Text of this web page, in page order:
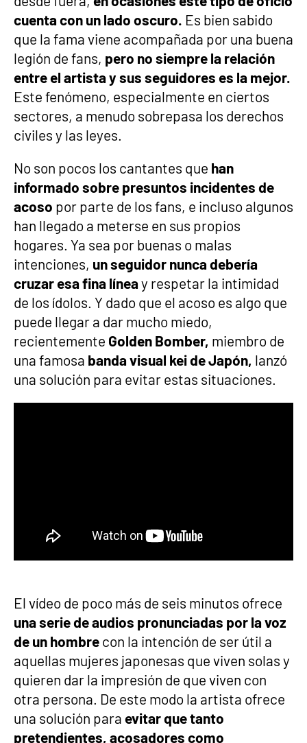
cuenta con un lado oscuro. Es bien sabido
que la fama viene acompañada por una buena
legión de fans, pero no siempre la relación
entre el artista y sus seguidores es la mejor.
Este fenómeno, especialmente en ciertos
sectores, a menudo sobrepasa los derechos
civiles y las leyes.
No son pocos los cantantes que han
informado sobre presuntos incidentes de
acoso por parte de los fans, e incluso algunos
han llegado a meterse en sus propios
hogares. Ya sea por buenas o malas
intenciones, un seguidor nunca debería
cruzar esa fina líneay respetar la intimidad
de los ídolos. Y dado que el acoso es algo que
puede llegar a dar mucho miedo,
recientemente Golden Bomber, miembro de
una famosa banda visual kei de Japón, lanzó
una solución para evitar estas situaciones.
El vídeo de poco más de seis minutos ofrece
una serie de audios pronunciadas por la voz
de un hombre con la intención de ser útil a
aquellas mujeres japonesas que viven solas y
quieren dar la impresión de que viven con
otra persona. De este modo la artista ofrece
una solución para evitar que tanto
pretendientes, acosadores como